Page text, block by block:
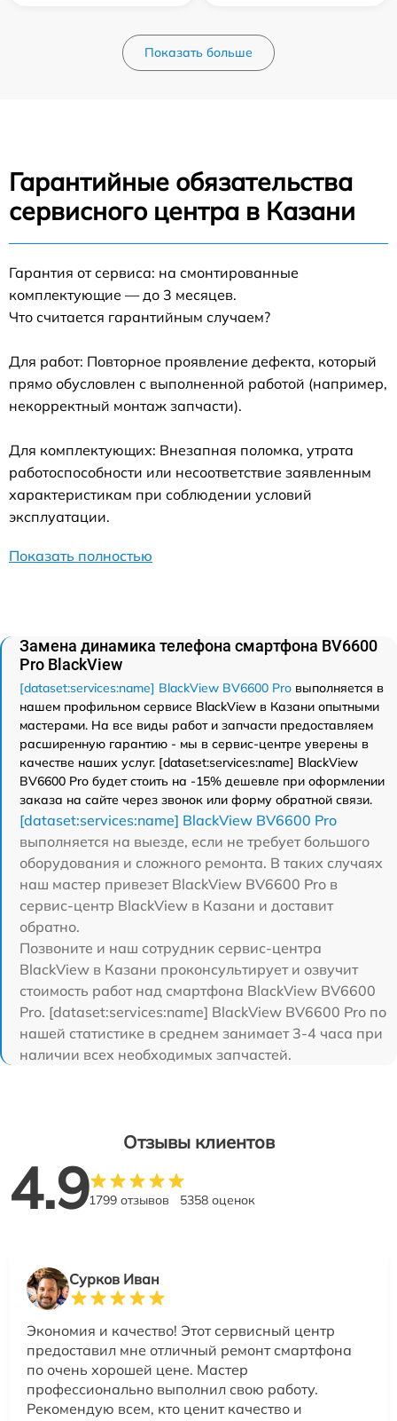
Показать больше
Гарантийные обязательства
сервисного центра в Казани
Гарантия от сервиса: на смонтированные
комплектующие — до 3 месяцев.
Что считается гарантийным случаем?
Для работ: Повторное проявление дефекта, который
прямо обусловлен с выполненной работой (например,
некорректный монтаж запчасти).
Для комплектующих: Внезапная поломка, утрата
работоспособности или несоответствие заявленным
характеристикам при соблюдении условий
эксплуатации.
Показать полностью
Замена динамика телефона смартфона BV6600
Pro BlackView
[dataset:services:name] BlackView BV6600 Pro выполняется в
нашем профильном сервисе BlackView в Казани опытными
мастерами. На все виды работ и запчасти предоставляем
расширенную гарантию - мы в сервис-центре уверены в
качестве наших услуг. [dataset:services:name] BlackView
BV6600 Pro будет стоить на -15% дешевле при оформлении
заказа на сайте через звонок или форму обратной связи.
[dataset:services:name] BlackView BV6600 Pro
выполняется на выезде, если не требует большого
оборудования и сложного ремонта. В таких случаях
наш мастер привезет BlackView BV6600 Pro в
сервис-центр BlackView в Казани и доставит
обратно.
Позвоните и наш сотрудник сервис-центра
BlackView в Казани проконсультирует и озвучит
стоимость работ над смартфона BlackView BV6600
Pro. [dataset:services:name] BlackView BV6600 Pro по
нашей статистике в среднем занимает 3-4 часа при
наличии всех необходимых запчастей.
Отзывы клиентов
4.91799 отзывов 5358 оценок
Сурков Иван
Экономия и качество! Этот сервисный центр
предоставил мне отличный ремонт смартфона
по очень хорошей цене. Мастер
профессионально выполнил свою работу.
Рекомендую всем, кто ценит качество и